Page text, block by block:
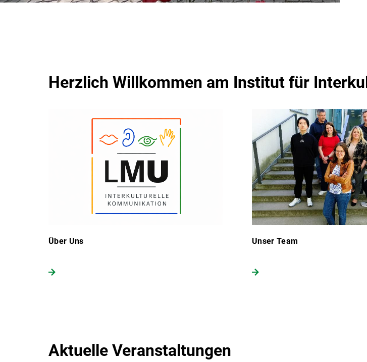
Herzlich Willkommen am Institut für
Über Uns Unser Team
Aktuelle Veranstaltungen